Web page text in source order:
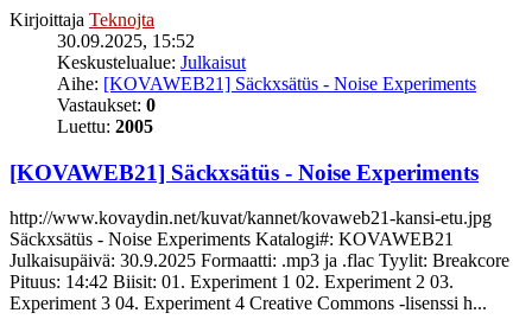
Kirjoittaja Teknojta
30.09.2025, 15:52
Keskustelualue: Julkaisut
Aihe: [KOVAWEB21] Säckxsätüs - Noise Experiments
Vastaukset: 0
Luettu: 2005
[KOVAWEB21] Säckxsätüs - Noise Experiments
http://www.kovaydin.net/kuvat/kannet/kovaweb21-kansi-etu.jpg
Säckxsätüs - Noise Experiments Katalogi#: KOVAWEB21
Julkaisupäivä: 30.9.2025 Formaatti: .mp3 ja .flac Tyylit: Breakcore
Pituus: 14:42 Biisit: 01. Experiment 1 02. Experiment 2 03.
Experiment 3 04. Experiment 4 Creative Commons -lisenssi h...